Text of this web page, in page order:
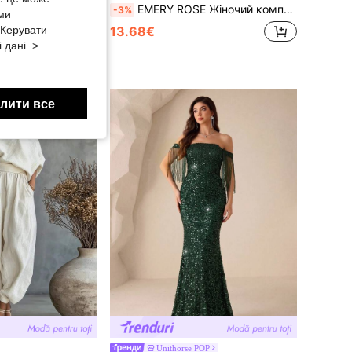
бретелях із прозорої сітки, з драпіруванням спереду, для виступів, йоги та повсякденного носіння -3% EMERY ROSE Жіночий комплект із 2 предметів: блуза з бантом-зав'язкою та вільні штани прямого крою, повсякденний відпускний образ для жінок
13.68€
Unithorse POP
>
все